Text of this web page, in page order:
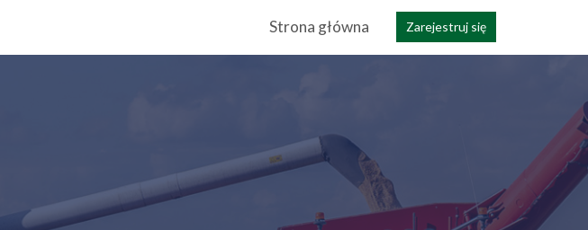
Strona główna Zarejestruj się